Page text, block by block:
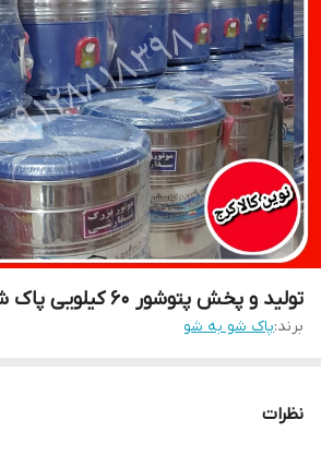
تولید و پخش پتوشور ۶۰ کیلویی پاک شو به شو باضمانت
برند:پاک شو به شو
نظرات